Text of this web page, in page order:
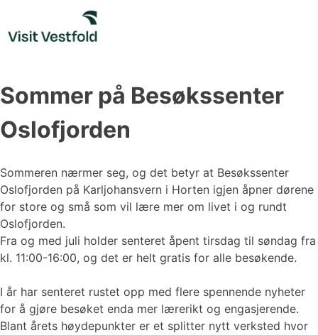
content
Sommer på Besøkssenter
Oslofjorden
Sommeren nærmer seg, og det betyr at Besøkssenter
Oslofjorden på Karljohansvern i Horten igjen åpner dørene
for store og små som vil lære mer om livet i og rundt
Oslofjorden.
Fra og med juli holder senteret åpent tirsdag til søndag fra
kl. 11:00-16:00, og det er helt gratis for alle besøkende.
I år har senteret rustet opp med flere spennende nyheter
for å gjøre besøket enda mer lærerikt og engasjerende.
Blant årets høydepunkter er et splitter nytt verksted hvor